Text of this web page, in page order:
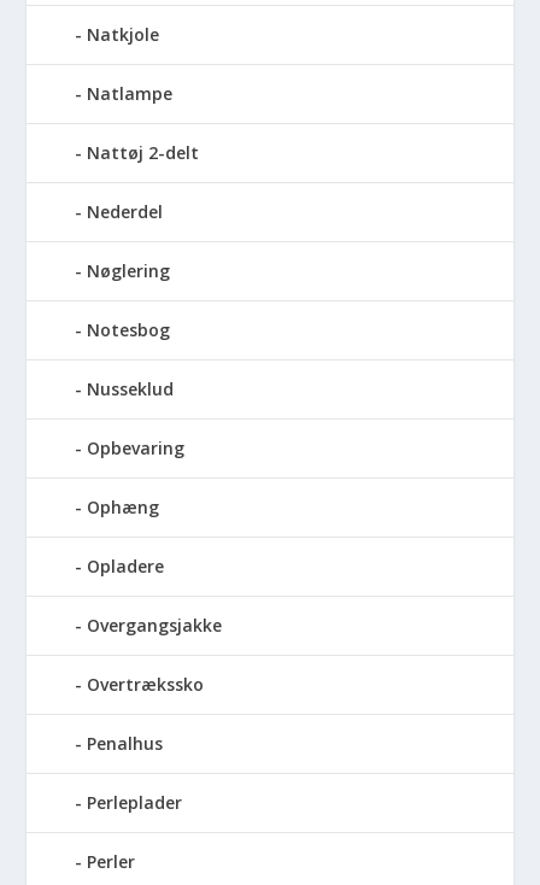
Natkjole
Natlampe
Nattøj 2-delt
Nederdel
Nøglering
Notesbog
Nusseklud
Opbevaring
Ophæng
Opladere
Overgangsjakke
Overtrækssko
Penalhus
Perleplader
Perler